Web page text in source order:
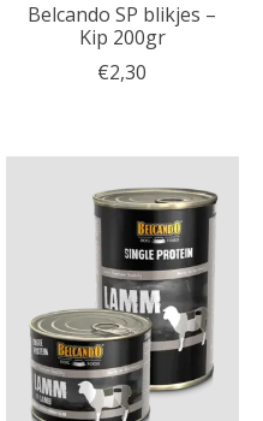
Belcando SP blikjes –
Kip 200gr
€2,30